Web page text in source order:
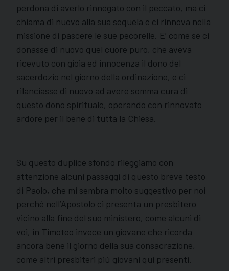
perdona di averlo rinnegato con il peccato, ma ci
chiama di nuovo alla sua sequela e ci rinnova nella
missione di pascere le sue pecorelle. E’ come se ci
donasse di nuovo quel cuore puro, che aveva
ricevuto con gioia ed innocenza il dono del
sacerdozio nel giorno della ordinazione, e ci
rilanciasse di nuovo ad avere somma cura di
questo dono spirituale, operando con rinnovato
ardore per il bene di tutta la Chiesa.
Su questo duplice sfondo rileggiamo con
attenzione alcuni passaggi di questo breve testo
di Paolo, che mi sembra molto suggestivo per noi
perché nell’Apostolo ci presenta un presbitero
vicino alla fine del suo ministero, come alcuni di
voi, in Timoteo invece un giovane che ricorda
ancora bene il giorno della sua consacrazione,
come altri presbiteri più giovani qui presenti.